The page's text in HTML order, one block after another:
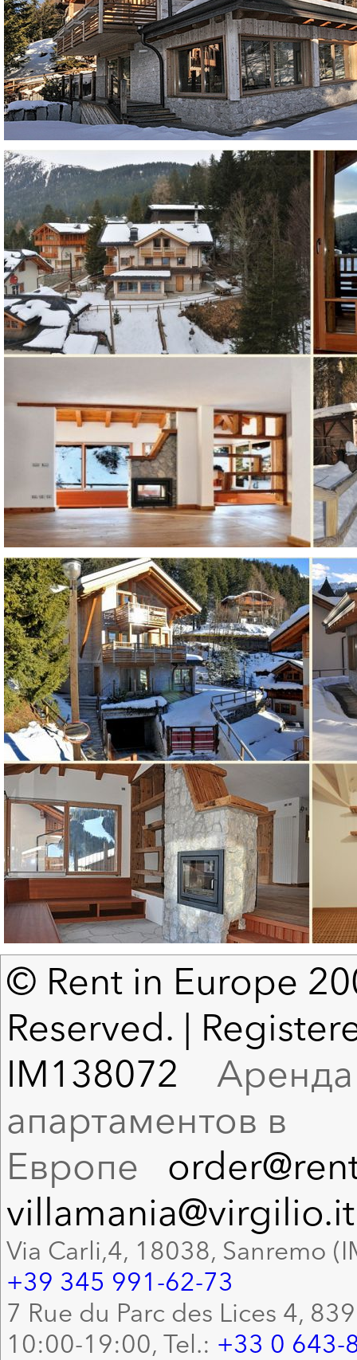
© Rent in Europe
Reserved. |
IM138072 Аренда
апартаментов в
Европе
villamania@virgilio.it
Via Carli,4, 18038, Sanremo
+39 345 991-62-73
7 Rue du Parc des Lices 4,
10:00-19:00, Tel.: +33 0 643-